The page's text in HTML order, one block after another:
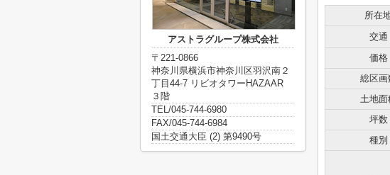
所在
交通
価格
総区画
土地面
坪数
種別
アストラグループ株式会社
〒221-0866
神奈川県横浜市神奈川区羽沢南２
丁目44-7 リビオタワーHAZAAR
３階
TEL/045-744-6980
FAX/045-744-6984
国土交通大臣 (2) 第9490号